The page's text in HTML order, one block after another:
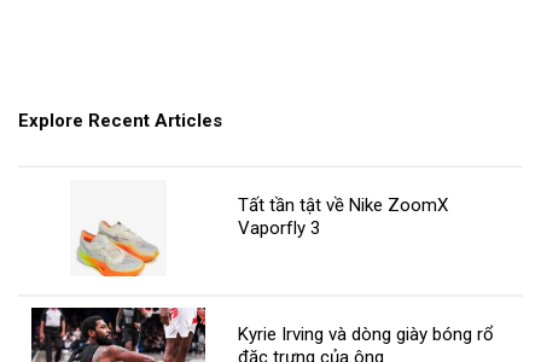
Explore Recent Articles
Tất tần tật về Nike ZoomX
Vaporfly 3
Kyrie Irving và dòng giày bóng rổ
đặc trưng của ông